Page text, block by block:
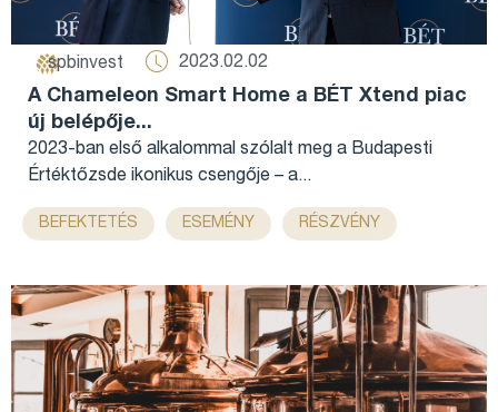
spbinvest 2023.02.02
A Chameleon Smart Home a BÉT Xtend piac
új belépője...
2023-ban első alkalommal szólalt meg a Budapesti
Értéktőzsde ikonikus csengője – a...
BEFEKTETÉS ESEMÉNY RÉSZVÉNY